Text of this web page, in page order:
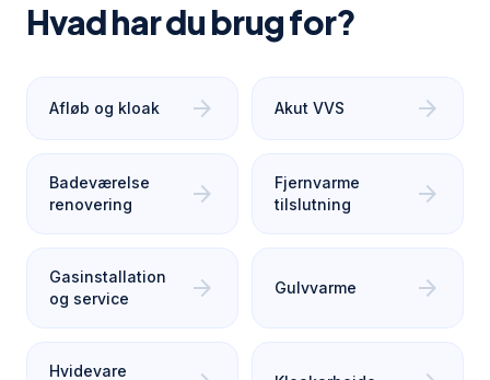
Hvad har du brug for?
Afløb og kloak arrow_forward Akut VVS arrow_forward
Badeværelse
renovering
arrow_forward
Fjernvarme
tilslutning
arrow_forward
Gasinstallation
og service
arrow_forward Gulvvarme arrow_forward
Hvidevare